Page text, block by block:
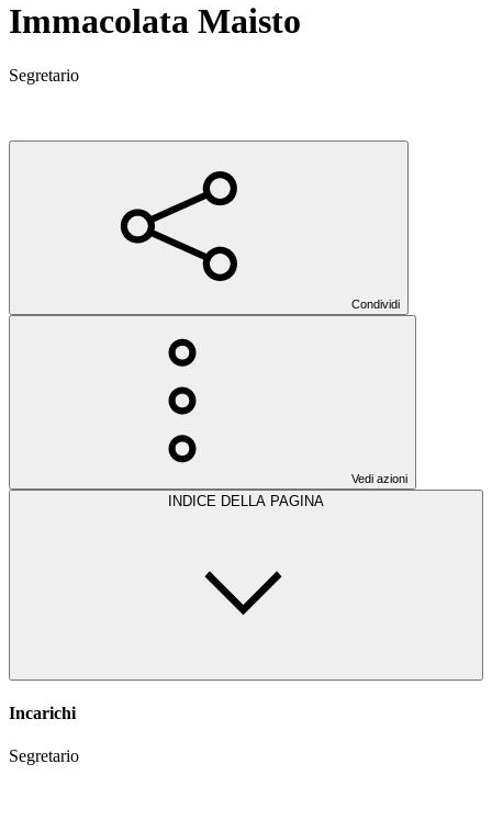
Immacolata Maisto
Segretario
Condividi
Vedi azioni
INDICE DELLA PAGINA
Incarichi
Segretario